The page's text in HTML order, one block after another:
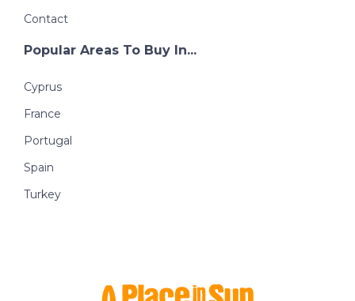
Contact
Popular Areas To Buy In...
Cyprus
France
Portugal
Spain
Turkey